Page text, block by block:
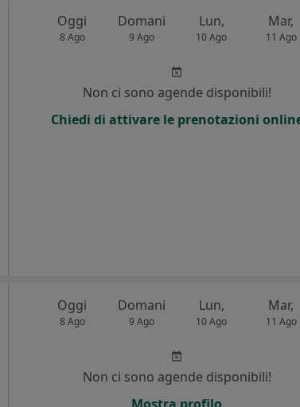
Oggi
8 Ago
Domani
9 Ago
Lun,
10 Ago
Mar,
11 Ago
Non ci sono agende disponibili!
Chiedi di attivare le prenotazioni
Oggi
8 Ago
Domani
9 Ago
Lun,
10 Ago
Mar,
11 Ago
Non ci sono agende disponibili!